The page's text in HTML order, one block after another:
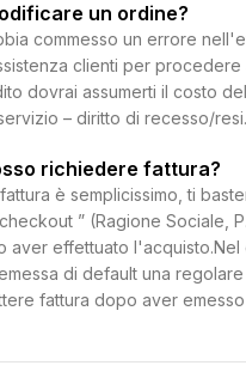
un ordine?
commesso un errore
clienti per
dovrai assumerti il costo
– diritto di recesso/resi.
richiedere fattura?
è semplicissimo, ti
” (Ragione Sociale,
aver effettuato
di default una
fattura dopo aver